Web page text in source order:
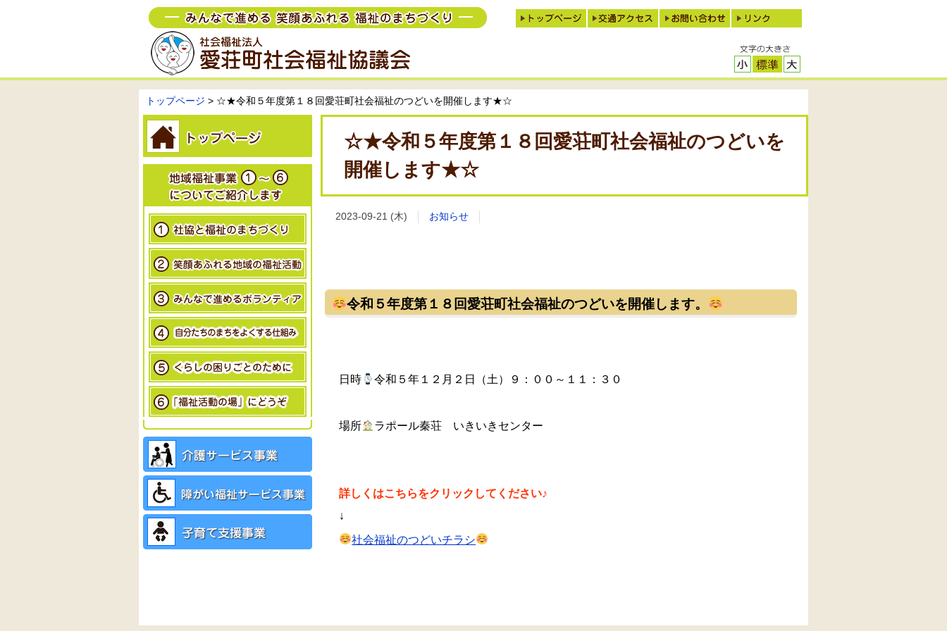
トップページ > ☆★令和５年度第１８回愛荘町社会福祉のつどいを開催します★☆
☆★令和５年度第１８回愛荘町社会福祉のつどいを
開催します★☆
2023-09-21 (木) お知らせ
令和５年度第１８回愛荘町社会福祉のつどいを開催します。
日時 令和５年１２月２日（土）９：００～１１：３０
場所 ラポール秦荘 いきいきセンター
詳しくはこちらをクリックしてください♪
↓
社会福祉のつどいチラシ